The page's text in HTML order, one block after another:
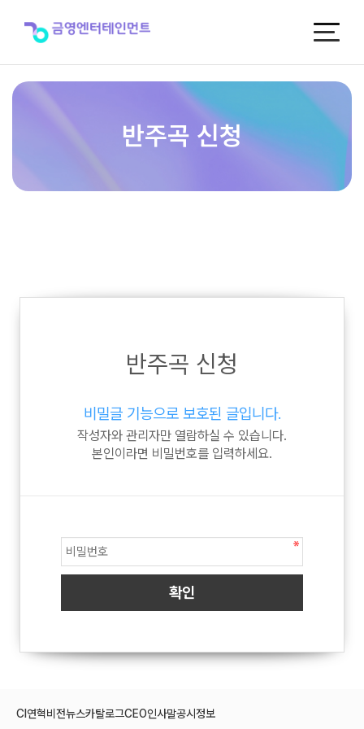
반주곡 신청
반주곡 신청
비밀글 기능으로 보호된 글입니다.
작성자와 관리자만 열람하실 수 있습니다.
본인이라면 비밀번호를 입력하세요.
CI 연혁비전뉴스카탈로그CEO인사말공시정보